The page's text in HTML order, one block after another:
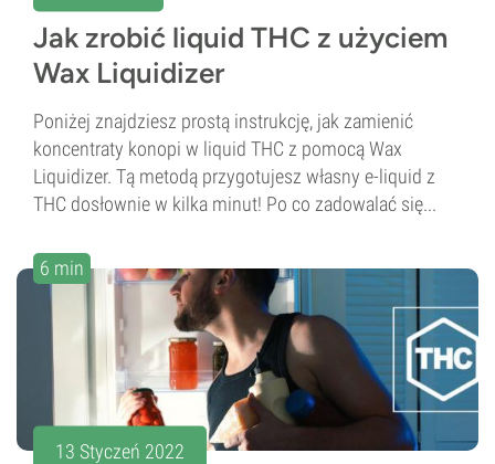
Jak zrobić liquid THC z użyciem
Wax Liquidizer
Poniżej znajdziesz prostą instrukcję, jak zamienić
koncentraty konopi w liquid THC z pomocą Wax
Liquidizer. Tą metodą przygotujesz własny e-liquid z
THC dosłownie w kilka minut! Po co zadowalać się...
6 min
13 Styczeń 2022